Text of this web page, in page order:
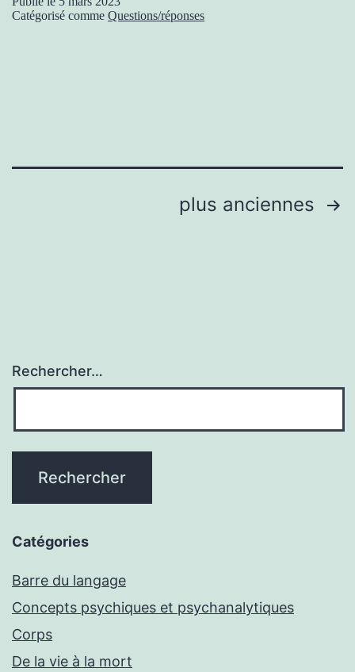
Catégorisé comme Questions/réponses
plus anciennes
Rechercher…
Catégories
Barre du langage
Concepts psychiques et psychanalytiques
Corps
De la vie à la mort